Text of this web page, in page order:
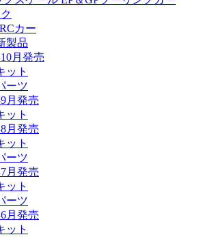
カー
製品
月発売
ット
ーツ
月発売
ット
月発売
ット
ーツ
月発売
ット
ーツ
月発売
ット